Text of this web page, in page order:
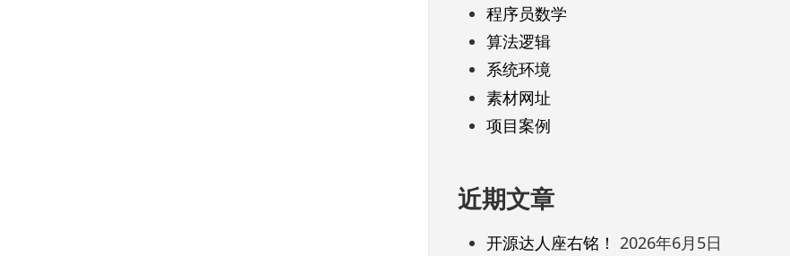
程序员数学
算法逻辑
系统环境
素材网址
项目案例
近期文章
开源达人座右铭！ 2026年6月5日